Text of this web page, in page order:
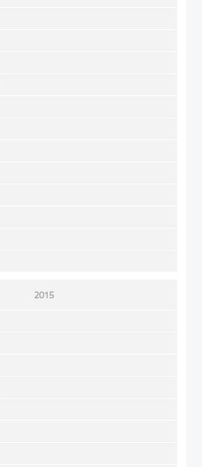
2015